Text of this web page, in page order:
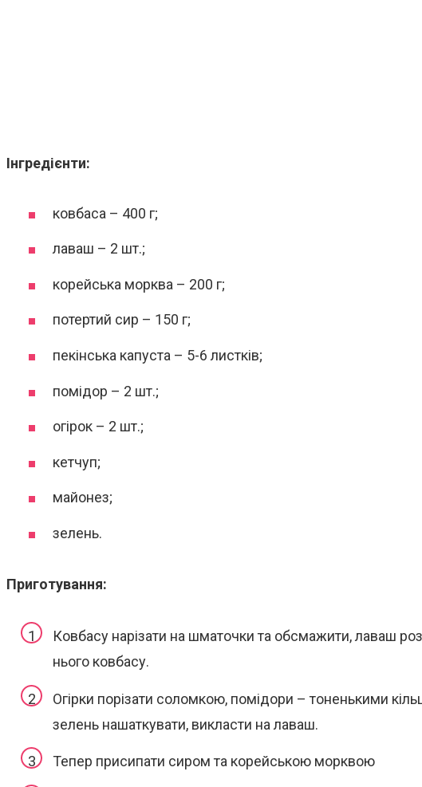
Інгредієнти:
ковбаса – 400 г;
лаваш – 2 шт.;
корейська морква – 200 г;
потертий сир – 150 г;
пекінська капуста – 5-6 листків;
помідор – 2 шт.;
огірок – 2 шт.;
кетчуп;
майонез;
зелень.
Приготування:
Ковбасу нарізати на шматочки та обсмажити, лаваш
нього ковбасу.
Огірки порізати соломкою, помідори – тоненькими
зелень нашаткувати, викласти на лаваш.
Тепер присипати сиром та корейською морквою